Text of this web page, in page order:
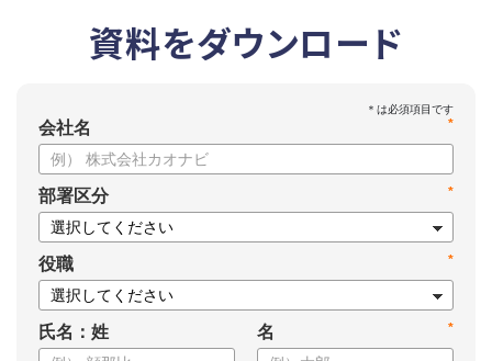
資料をダウンロード
*
会社名
*
部署区分
*
役職
氏名：姓 *
名